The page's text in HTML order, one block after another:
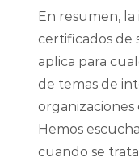
En resumen,
certificados de
aplica para
de temas de
organizaciones
Hemos
cuando se